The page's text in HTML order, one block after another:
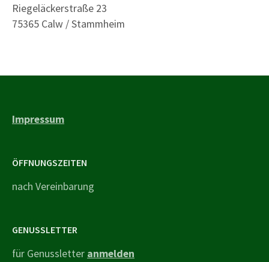
Riegeläckerstraße 23
75365 Calw / Stammheim
Impressum
ÖFFNUNGSZEITEN
nach Vereinbarung
GENUSSLETTER
für Genussletter anmelden